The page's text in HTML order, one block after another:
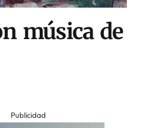
música de
Publicidad